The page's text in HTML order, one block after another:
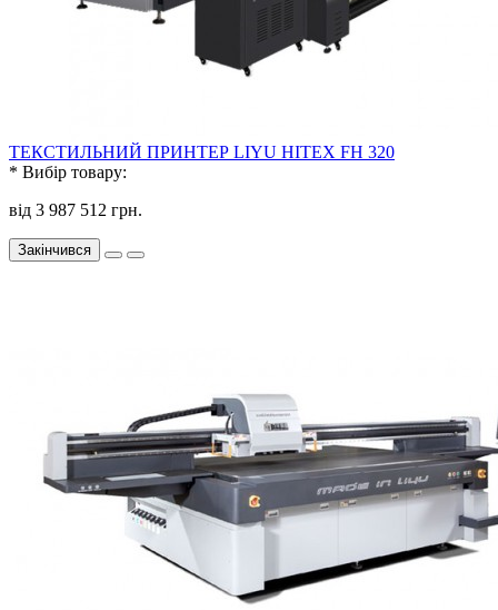
ТЕКСТИЛЬНИЙ ПРИНТЕР LIYU HITEX FH 320
* Вибір товару:
від 3 987 512 грн.
Закінчився